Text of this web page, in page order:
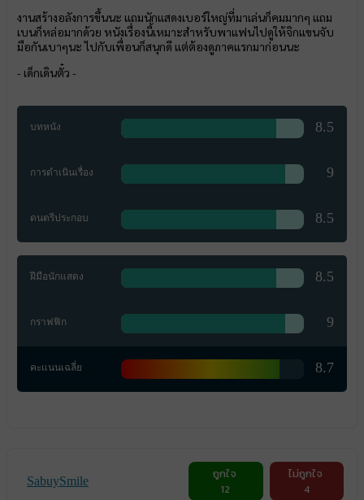
งานสร้างอลังการขึ้นนะ แถมนักแสดงเบอร์ใหญ่ที่มาเล่นก็คมมากๆ แถม
เบนก็หล่อมากด้วย หนังเรื่องนี้เหมาะสำหรับพาแฟนไปดูให้จิกแขนจับ
มือกันเบาๆนะ ไปกับเพื่อนก็สนุกดี แต่ต้องดูภาคแรกมาก่อนนะ
- เด็กเดินตั๋ว -
บทหนัง 8.5
การดำเนินเรื่อง 9
ดนตรีประกอบ 8.5
ฝีมือนักแสดง 8.5
กราฟฟิก 9
คะแนนเฉลี่ย 8.7
SabuySmile
ถูกใจ
12
ไม่ถูกใจ
4